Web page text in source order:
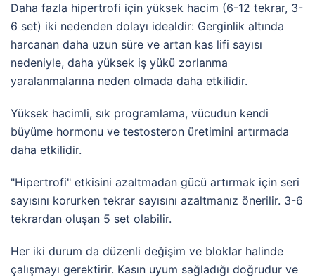
Daha fazla hipertrofi için yüksek hacim (6-12 tekrar, 3-
6 set) iki nedenden dolayı idealdir: Gerginlik altında
harcanan daha uzun süre ve artan kas lifi sayısı
nedeniyle, daha yüksek iş yükü zorlanma
yaralanmalarına neden olmada daha etkilidir.
Yüksek hacimli, sık programlama, vücudun kendi
büyüme hormonu ve testosteron üretimini artırmada
daha etkilidir.
"Hipertrofi" etkisini azaltmadan gücü artırmak için seri
sayısını korurken tekrar sayısını azaltmanız önerilir. 3-6
tekrardan oluşan 5 set olabilir.
Her iki durum da düzenli değişim ve bloklar halinde
çalışmayı gerektirir. Kasın uyum sağladığı doğrudur ve